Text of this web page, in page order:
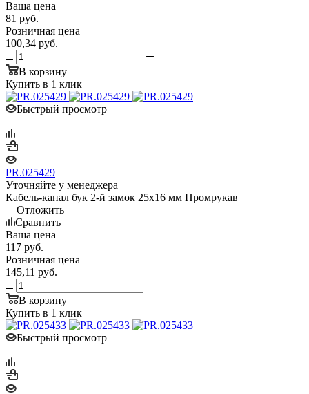
Ваша цена
81 руб.
Розничная цена
100,34 руб.
В корзину
Купить в 1 клик
Быстрый просмотр
PR.025429
Уточняйте у менеджера
Кабель-канал бук 2-й замок 25х16 мм Промрукав
Отложить
Сравнить
Ваша цена
117 руб.
Розничная цена
145,11 руб.
В корзину
Купить в 1 клик
Быстрый просмотр